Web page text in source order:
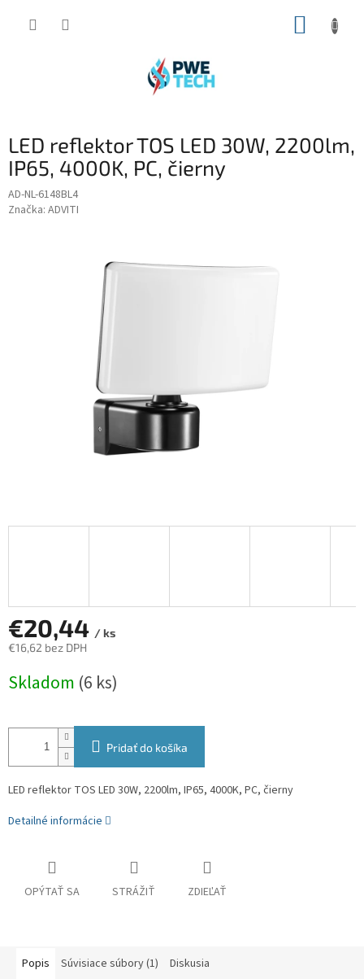
LED reflektor TOS LED 30W, 2200lm,
IP65, 4000K, PC, čierny
AD-NL-6148BL4
Značka: ADVITI
€20,44 / ks
€16,62 bez DPH
cena:
Skladom (6 ks)
Pridať do košíka
LED reflektor TOS LED 30W, 2200lm, IP65, 4000K, PC, čierny
Detailné informácie
OPÝTAŤ SA STRÁŽIŤ ZDIEĽAŤ
Popis Súvisiace súbory (1) Diskusia